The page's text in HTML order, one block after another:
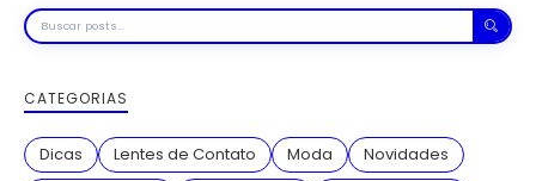
Buscar
posts
CATEGORIAS
Dicas Lentes de Contato Moda
Novidades